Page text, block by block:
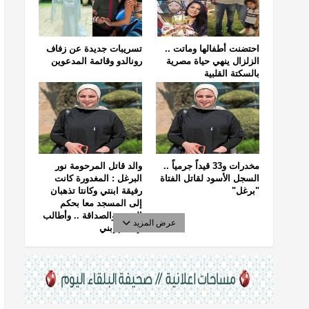
تسريبات جديدة عن زفاف
رونالدو وقائمة المدعوين
احتضنت أطفالها وماتت ..
الزلزال ينهي حياة مصرية
بالسكتة القلبية
والد قاتل المرحومة نور
البرغل : المغدورة كانت
رفيقة ابنتي وكانتا تذهبان
إلى المسجد معا بحكم
الجيرة والصداقة .. وأطالب
بإعدام إبني
مخدرات و33 قيداً جرمياً ..
السجل الأسود لقاتل الفتاة
"برغل"
عرض المزيد